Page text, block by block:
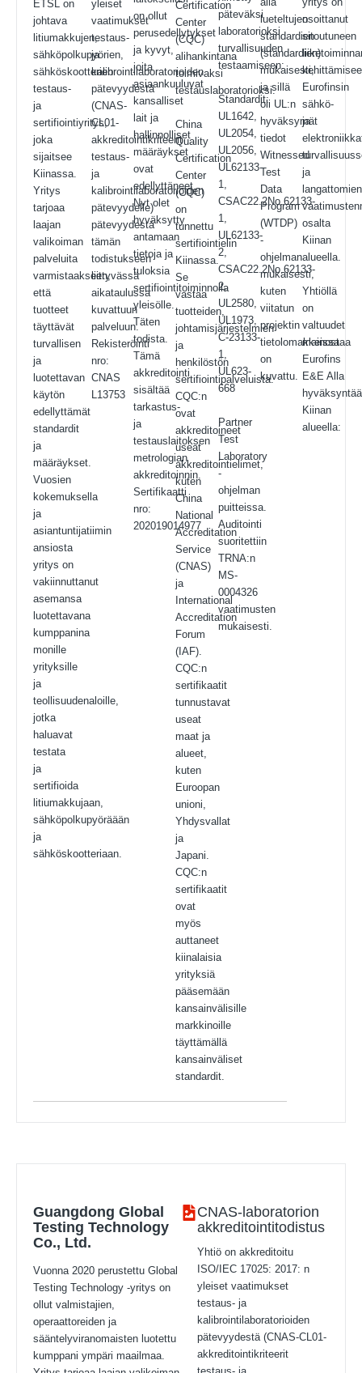
ETSL on
johtava
litiumakkujen,
sähköpolkupyörien,
sähköskootterien
testaus-
ja
sertifiointiyritys,
joka
sijaitsee
Kiinassa.
Yritys
tarjoaa
laajan
valikoiman
palveluita
varmistaakseen,
että
tuotteet
täyttävät
turvallisen
ja
luotettavan
käytön
edellyttämät
standardit
ja
määräykset.
Vuosien
kokemuksella
ja
asiantuntijatiimin
ansiosta
yritys on
vakiinnuttanut
asemansa
luotettavana
kumppanina
monille
yrityksille
ja
teollisuudenaloille,
jotka
haluavat
testata
ja
sertifioida
litiumakkujaan,
sähköpolkupyöräään
ja
sähköskootteriaan.
yleiset
vaatimukset
testaus-
ja
kalibrointilaboratorioiden
pätevyydestä
(CNAS-
CL01-
akkreditointikriteerit
testaus-
ja
kalibrointilaboratorioiden
pätevyydelle)
pätevyydestä
tämän
todistukseen
liittyvässä
aikataulussa
kuvattuun
palveluun.
Rekisteröinti
nro:
CNAS
L13753
on ollut
perusedellytykset
ja kyvyt,
joita
asiaankuuluvat
kansalliset
lait ja
hallinnolliset
määräykset
ovat
edellyttäneet.
Nyt olet
hyväksytty
antamaan
tietoja ja
tuloksia
sertifiointitoiminnolla
yleisölle.
Täten
todista.
Tämä
akkreditointi
sisältää
tarkastus-
ja
testauslaitoksen
metrologian
akkreditoinnin.
Sertifikaatti
nro:
202019014977
Certification
Center
(CQC)
alihankintana
toimivaksi
testauslaboratorioksi.
China
Quality
Certification
Center
(CQC)
on
tunnettu
sertifiointielin
Kiinassa.
Se
vastaa
tuotteiden,
johtamisjärjestelmien
ja
henkilöstön
sertifiointipalveluista.
CQC:n
ovat
akkreditoineet
useat
akkreditointielimet,
kuten
China
National
Accreditation
Service
(CNAS)
ja
International
Accreditation
Forum
(IAF).
CQC:n
sertifikaatit
tunnustavat
useat
maat ja
alueet,
kuten
Euroopan
unioni,
Yhdysvallat
ja
Japani.
CQC:n
sertifikaatit
ovat
myös
auttaneet
kiinalaisia
​​yrityksiä
pääsemään
kansainvälisille
markkinoille
täyttämällä
kansainväliset
standardit.
päteväksi
laboratorioksi
turvallisuuden
testaamiseen:
Standardit:
UL1642,
UL2054,
UL2056,
UL62133-
1,
CSAC22.2No.62133-
1,
UL62133-
2,
CSAC22.2No.62133-
2,
UL2580,
UL1973,
C-23133-
1,
UL623-
668
Partner
Test
Laboratory
-
ohjelman
puitteissa.
Auditointi
suoritettiin
TRNA:n
MS-
0004326
vaatimusten
mukaisesti.
lueteltujen
standardien
(standardien)
mukaisesti,
ja sillä
oli UL:n
hyväksymät
tiedot
Witnessed
Test
Data
Program
(WTDP)
-
ohjelman
mukaisesti,
kuten
viitatun
projektin
tietolomakkeissa
on
kuvattu.
osoittanut
sitoutuneen
Eurofinsin
sähkö-
ja
ja
langattomien
osalta
Kiinan
alueella.
Yhtiöllä
on
valtuudet
mainostaa
Eurofins
E&E Alla
hyväksyntää
Kiinan
alueella:
Guangdong Global
Testing Technology
Co., Ltd.
Vuonna 2020 perustettu Global
Testing Technology -yritys on
ollut valmistajien,
operaattoreiden ja
sääntelyviranomaisten luotettu
kumppani ympäri maailmaa.
CNAS-laboratorion
akkreditointitodistus
Yhtiö on akkreditoitu
ISO/IEC 17025: 2017: n
yleiset vaatimukset
testaus- ja
kalibrointilaboratorioiden
pätevyydestä (CNAS-CL01-
akkreditointikriteerit